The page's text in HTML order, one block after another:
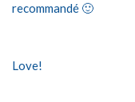
recommandé 🙂
Love!